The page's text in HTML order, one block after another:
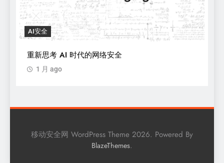
AI安全
重新思考 AI 时代的网络安全
1 月 ago
移动安全网 WordPress Theme 2026. Powered By
BlazeThemes.